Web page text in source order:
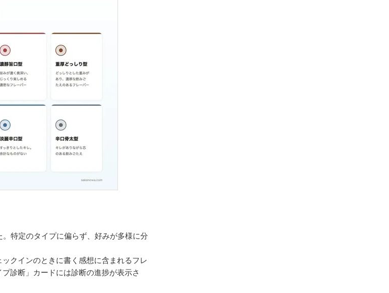
特定のタイプに偏らず、好みが多様に分
クインのときに書く感想に含まれるフレ
診断」カードには診断の進捗が表示さ